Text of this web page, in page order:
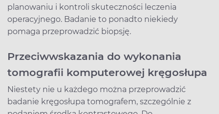
planowaniu i kontroli skuteczności leczenia
operacyjnego. Badanie to ponadto niekiedy
pomaga przeprowadzić biopsję.
Przeciwwskazania do wykonania
tomografii komputerowej kręgosłupa
Niestety nie u każdego można przeprowadzić
badanie kręgosłupa tomografem, szczególnie z